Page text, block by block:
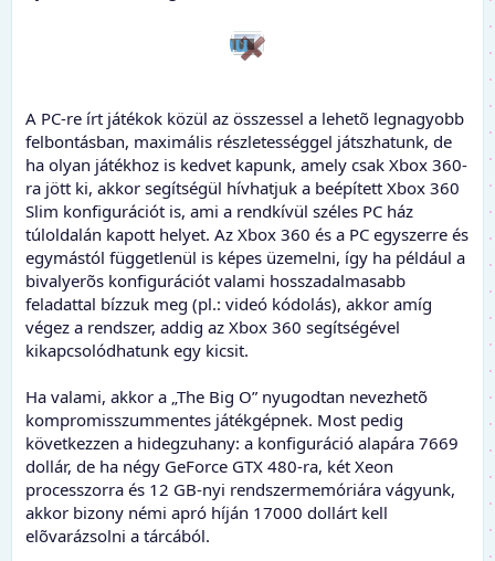
A PC-re írt játékok közül az összessel a lehetõ legnagyobb
felbontásban, maximális részletességgel játszhatunk, de
ha olyan játékhoz is kedvet kapunk, amely csak Xbox 360-
ra jött ki, akkor segítségül hívhatjuk a beépített Xbox 360
Slim konfigurációt is, ami a rendkívül széles PC ház
túloldalán kapott helyet. Az Xbox 360 és a PC egyszerre és
egymástól függetlenül is képes üzemelni, így ha például a
bivalyerõs konfigurációt valami hosszadalmasabb
feladattal bízzuk meg (pl.: videó kódolás), akkor amíg
végez a rendszer, addig az Xbox 360 segítségével
kikapcsolódhatunk egy kicsit.
Ha valami, akkor a „The Big O” nyugodtan nevezhetõ
kompromisszummentes játékgépnek. Most pedig
következzen a hidegzuhany: a konfiguráció alapára 7669
dollár, de ha négy GeForce GTX 480-ra, két Xeon
processzorra és 12 GB-nyi rendszermemóriára vágyunk,
akkor bizony némi apró híján 17000 dollárt kell
elõvarázsolni a tárcából.